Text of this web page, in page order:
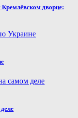
дворце: